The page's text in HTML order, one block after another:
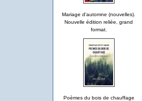
Mariage d'automne (nouvelles).
Nouvelle édition reliée, grand
format.
Poèmes du bois de chauffage